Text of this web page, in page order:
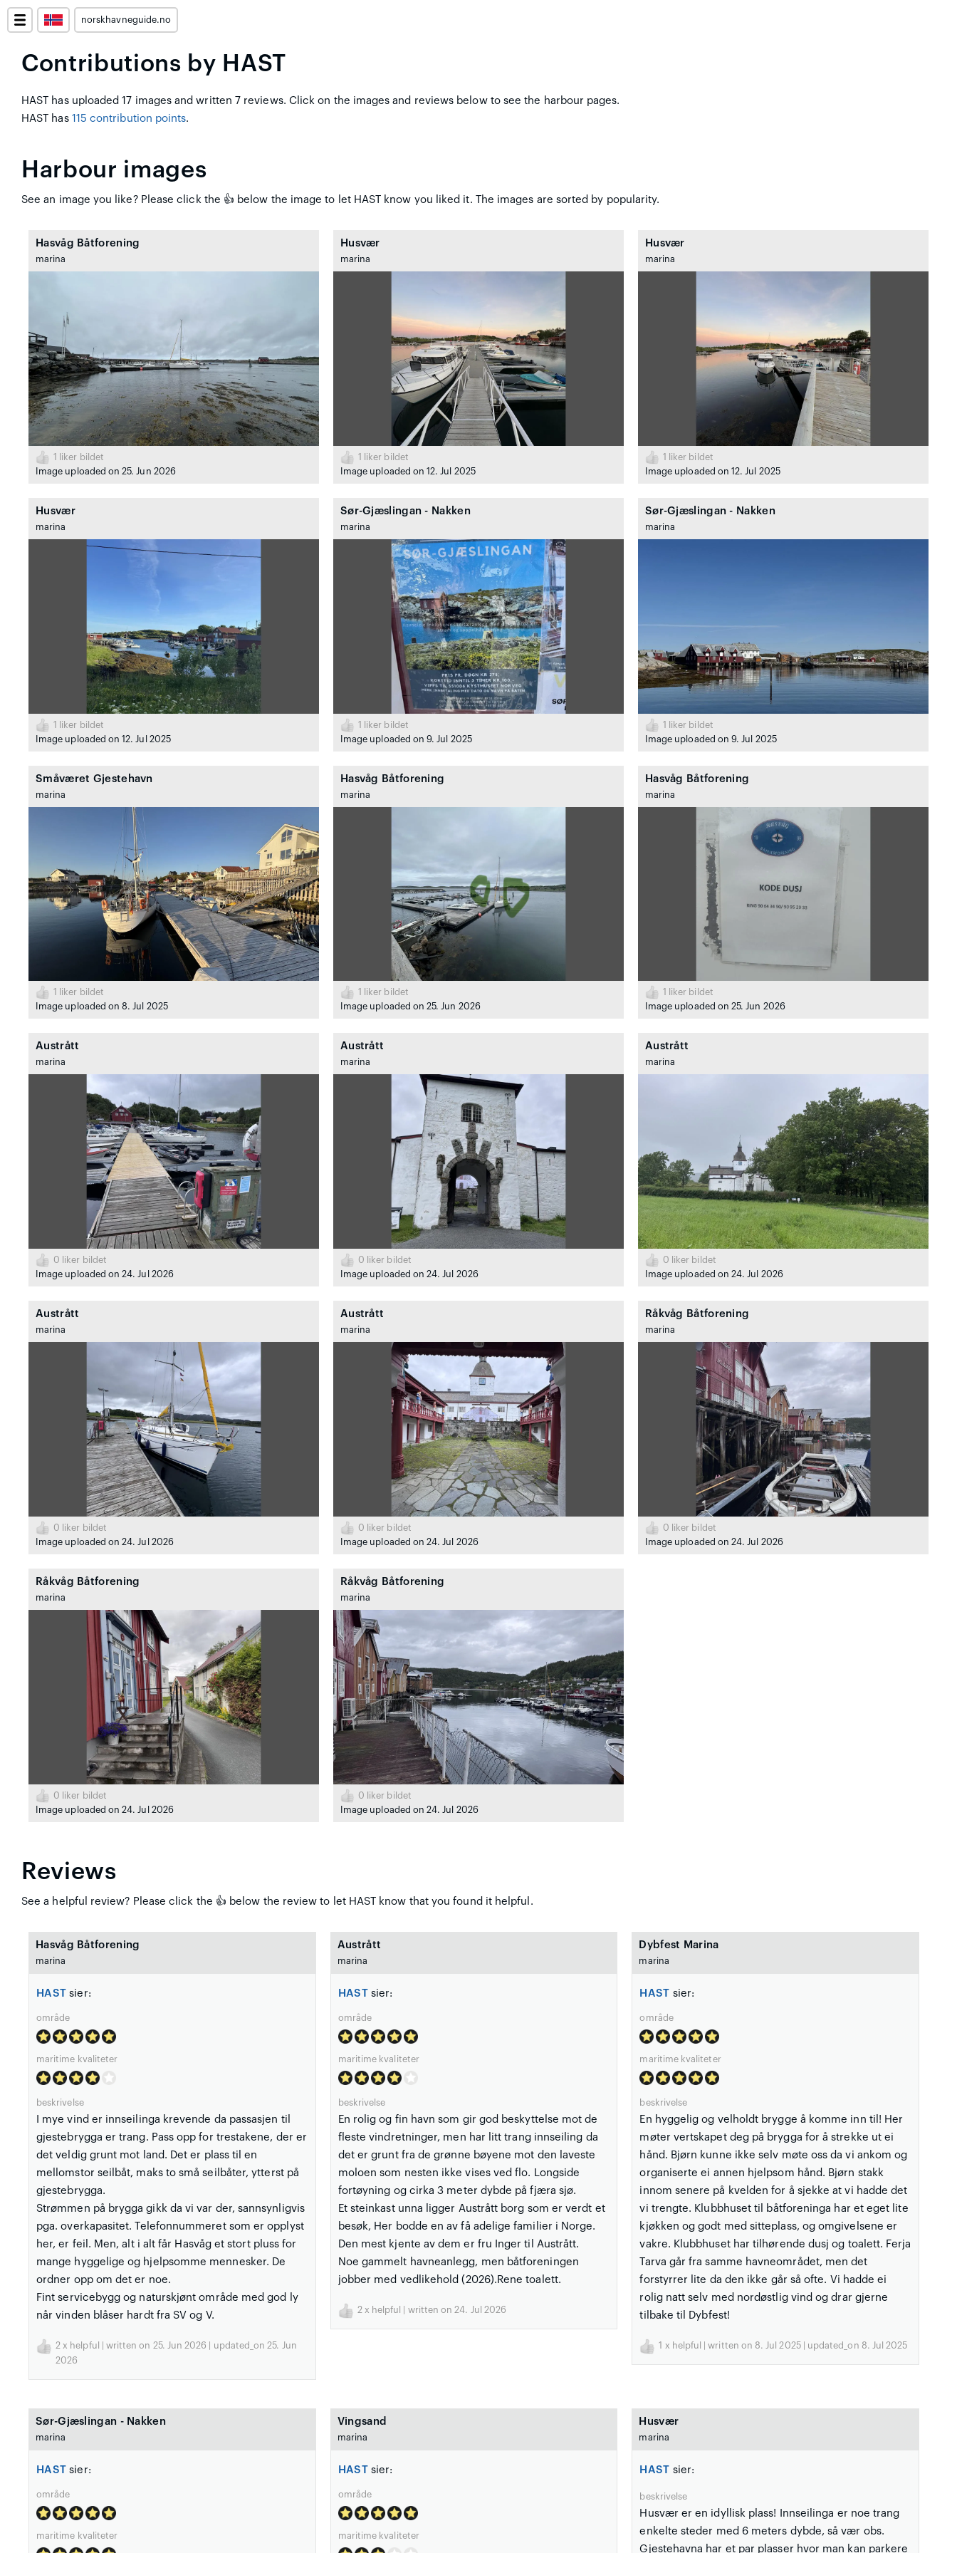
norskhavneguide.no
Contributions by HAST
HAST has uploaded 17 images and written 7 reviews. Click on the images and reviews below to see the harbour pages.
HAST has 115 contribution points.
Harbour images
See an image you like? Please click the 👍 below the image to let HAST know you liked it. The images are sorted by popularity.
Hasvåg Båtforening
marina
1
liker bildet
Image uploaded on 25. Jun 2026
Husvær
marina
1
liker bildet
Image uploaded on 12. Jul 2025
Husvær
marina
1
liker bildet
Image uploaded on 12. Jul 2025
Husvær
marina
1
liker bildet
Image uploaded on 12. Jul 2025
Sør-Gjæslingan - Nakken
marina
1
liker bildet
Image uploaded on 9. Jul 2025
Sør-Gjæslingan - Nakken
marina
1
liker bildet
Image uploaded on 9. Jul 2025
Småværet Gjestehavn
marina
1
liker bildet
Image uploaded on 8. Jul 2025
Hasvåg Båtforening
marina
1
liker bildet
Image uploaded on 25. Jun 2026
Hasvåg Båtforening
marina
1
liker bildet
Image uploaded on 25. Jun 2026
Austrått
marina
0 liker bildet
Image uploaded on 24. Jul 2026
Austrått
marina
0 liker bildet
Image uploaded on 24. Jul 2026
Austrått
marina
0 liker bildet
Image uploaded on 24. Jul 2026
Austrått
marina
0 liker bildet
Image uploaded on 24. Jul 2026
Austrått
marina
0 liker bildet
Image uploaded on 24. Jul 2026
Råkvåg Båtforening
marina
0 liker bildet
Image uploaded on 24. Jul 2026
Råkvåg Båtforening
marina
0 liker bildet
Image uploaded on 24. Jul 2026
Råkvåg Båtforening
marina
0 liker bildet
Image uploaded on 24. Jul 2026
Reviews
See a helpful review? Please click the 👍 below the review to let HAST know that you found it helpful.
Hasvåg Båtforening
marina
HAST sier:
område
maritime kvaliteter
beskrivelse
I mye vind er innseilinga krevende da passasjen til
gjestebrygga er trang. Pass opp for trestakene, der er
det veldig grunt mot land. Det er plass til en
mellomstor seilbåt, maks to små seilbåter, ytterst på
gjestebrygga.
Strømmen på brygga gikk da vi var der, sannsynligvis
pga. overkapasitet. Telefonnummeret som er opplyst
her, er feil. Men, alt i alt får Hasvåg et stort pluss for
mange hyggelige og hjelpsomme mennesker. De
ordner opp om det er noe.
Fint servicebygg og naturskjønt område med god ly
når vinden blåser hardt fra SV og V.
2 x helpful | written on 25. Jun 2026 | updated_on 25. Jun
2026
Austrått
marina
HASTsier:
område
maritime kvaliteter
beskrivelse
En rolig og fin havn som gir god beskyttelse mot de
fleste vindretninger, men har litt trang innseiling da
det er grunt fra de grønne bøyene mot den laveste
moloen som nesten ikke vises ved flo. Longside
fortøyning og cirka 3 meter dybde på fjæra sjø.
Et steinkast unna ligger Austrått borg som er verdt et
besøk, Her bodde en av få adelige familier i Norge.
Den mest kjente av dem er fru Inger til Austrått.
Noe gammelt havneanlegg, men båtforeningen
jobber med vedlikehold (2026).Rene toalett.
2x helpful | written on 24. Jul 2026
Dybfest Marina
marina
HAST sier:
område
maritime kvaliteter
beskrivelse
En hyggelig og velholdt brygge å komme inn til! Her
møter vertskapet deg på brygga for å strekke ut ei
hånd. Bjørn kunne ikke selv møte oss da vi ankom og
organiserte ei annen hjelpsom hånd. Bjørn stakk
innom senere på kvelden for å sjekke at vi hadde det
vi trengte. Klubbhuset til båtforeninga har et eget lite
kjøkken og godt med sitteplass, og omgivelsene er
vakre. Klubbhuset har tilhørende dusj og toalett. Ferja
Tarva går fra samme havneområdet, men det
forstyrrer lite da den ikke går så ofte. Vi hadde ei
rolig natt selv med nordøstlig vind og drar gjerne
tilbake til Dybfest!
1 x helpful | written on 8. Jul 2025 | updated_on 8. Jul 2025
Sør-Gjæslingan - Nakken
marina
HAST sier:
område
maritime kvaliteter
Vingsand
marina
HASTsier:
område
maritime kvaliteter
Husvær
marina
HAST sier:
beskrivelse
Husvær er en idyllisk plass! Innseilinga er noe trang
enkelte steder med 6 meters dybde, så vær obs.
Gjestehavna har et par plasser hvor man kan parkere